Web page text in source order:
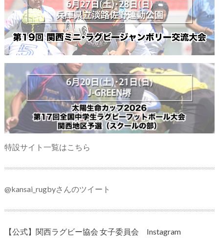
特設サイト一覧はこちら
@kansai_rugbyさんのツイート
【公式】関西ラグビー協会 女子委員会 Instagram